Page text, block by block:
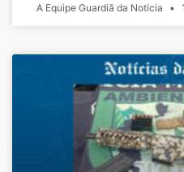
A Equipe Guardiã da Notícia